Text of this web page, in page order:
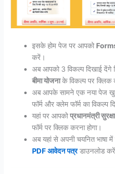
इसके होम पेज पर आपको
करें।
अब आपको 3 विकल्प दिखाई
बीमा योजनाके विकल्प पर क्लिक
अब आपके सामने एक नया पेज
फॉर्म और क्लेम फॉर्म का विकल्प
यहां पर आपकोप्रधानमंत्री
फॉर्म पर क्लिक करना होगा।
अब यहां से अपनी चयनित भाषा में
PDF आवेदन पत्रडाउनलोड